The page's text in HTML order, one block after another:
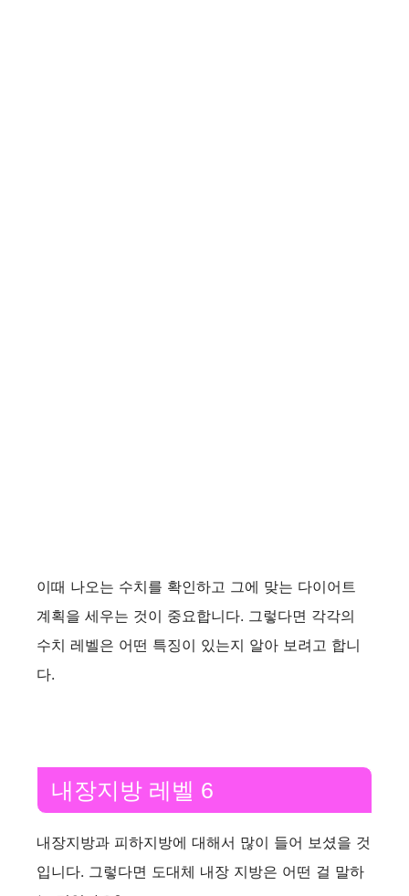
이때 나오는 수치를 확인하고 그에 맞는 다이어트
계획을 세우는 것이 중요합니다. 그렇다면 각각의
수치 레벨은 어떤 특징이 있는지 알아 보려고 합니
다.
내장지방 레벨 6
내장지방과 피하지방에 대해서 많이 들어 보셨을 것
입니다. 그렇다면 도대체 내장 지방은 어떤 걸 말하